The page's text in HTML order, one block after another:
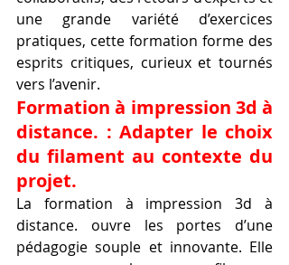
une grande variété d’exercices
pratiques, cette formation forme des
esprits critiques, curieux et tournés
vers l’avenir.
Formation à impression 3d à
distance. : Adapter le choix
du filament au contexte du
projet.
La formation à impression 3d à
distance. ouvre les portes d’une
pédagogie souple et innovante. Elle